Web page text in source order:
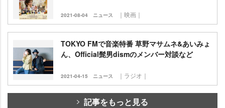
2021-08-04 ニュース ｜映画｜
TOKYO FMで音楽特番 草野マサムネ&あいみょ
ん、Official髭男dismのメンバー対談など
2021-04-15 ニュース ｜ラジオ｜
記事をもっと見る